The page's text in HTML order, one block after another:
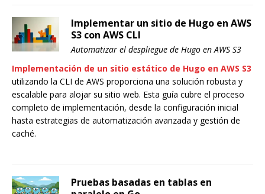
Implementar un sitio de Hugo en AWS
S3 con AWS CLI
Automatizar el despliegue de Hugo en AWS S3
Implementación de un sitio estático de Hugo en AWS S3
utilizando la CLI de AWS proporciona una solución robusta y
escalable para alojar su sitio web. Esta guía cubre el proceso
completo de implementación, desde la configuración inicial
hasta estrategias de automatización avanzada y gestión de
caché.
Pruebas basadas en tablas en